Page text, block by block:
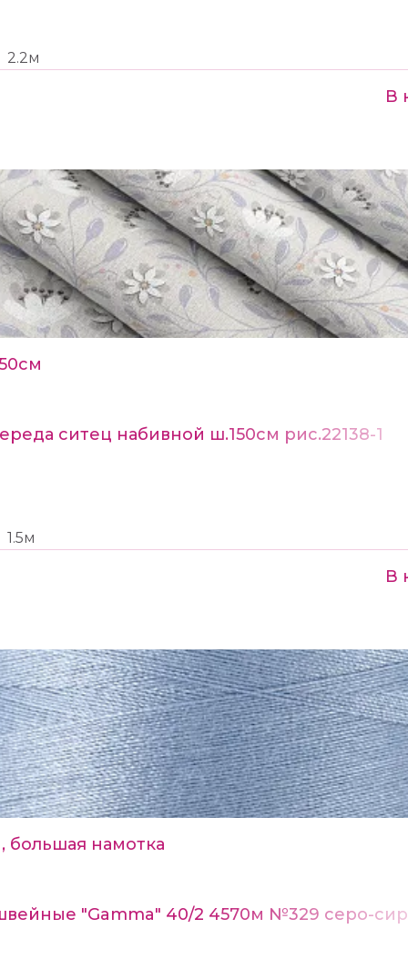
2.2м
В
ситец набивной ш.150см рис.22138-1
1.5м
В
большая намотка
"Gamma" 40/2 4570м №329 серо-